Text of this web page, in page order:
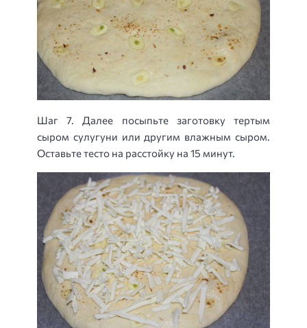
Шаг 7. Далее посыпьте заготовку тертым
сыром сулугуни или другим влажным сыром.
Оставьте тесто на расстойку на 15 минут.